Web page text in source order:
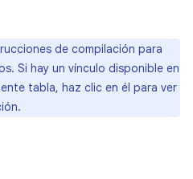
de compilación para
Si hay un vínculo disponible en
tabla, haz clic en él para ver